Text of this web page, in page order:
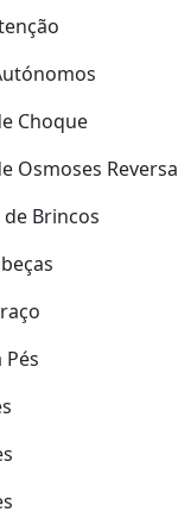
Choque
Osmoses Reversa
Brincos